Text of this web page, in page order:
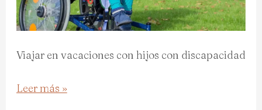
Viajar en vacaciones con hijos con discapacidad
Leer más »